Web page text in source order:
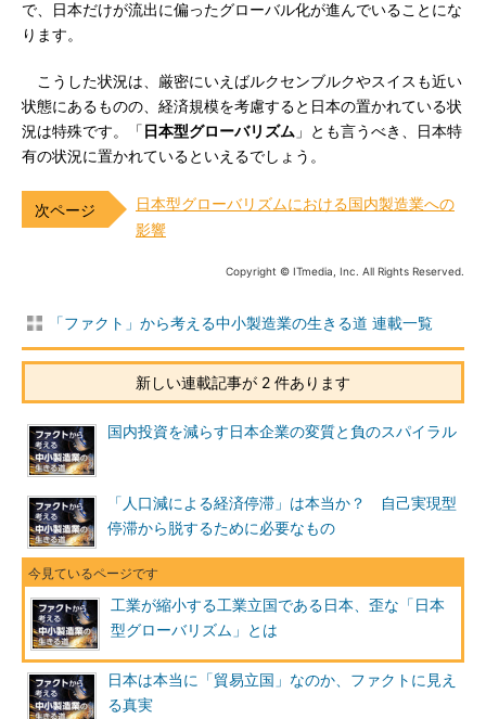
で、日本だけが流出に偏ったグローバル化が進んでいることにな
ります。
こうした状況は、厳密にいえばルクセンブルクやスイスも近い
状態にあるものの、経済規模を考慮すると日本の置かれている状
況は特殊です。「 日本型グローバリズム 」とも言うべき、日本特
有の状況に置かれているといえるでしょう。
日本型グローバリズムにおける国内製造業への
影響
Copyright © ITmedia, Inc. All Rights Reserved.
「ファクト」から考える中小製造業の生きる道 連載一覧
新しい連載記事が 2 件あります
国内投資を減らす日本企業の変質と負のスパイラル
「人口減による経済停滞」は本当か？ 自己実現型
停滞から脱するために必要なもの
工業が縮小する工業立国である日本、歪な「日本
型グローバリズム」とは
日本は本当に「貿易立国」なのか、ファクトに見え
る真実